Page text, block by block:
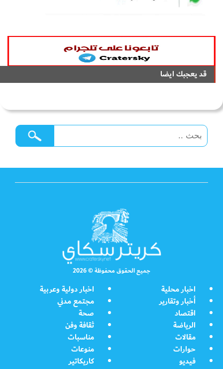
قد يعجبك ايضا
جميع الحقوق محفوظة © 2026
اخبار محلية
اخبار دولية وعربية
أخبار وتقارير
مجتمع مدني
اقتصاد
صحة
الرياضة
ثقافة وفن
مقالات
مناسبات
حوارات
منوعات
فيديو
كاريكاتير